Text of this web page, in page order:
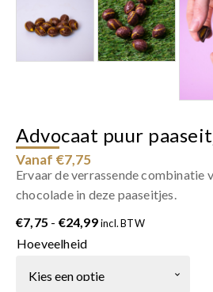
Advocaat puur
Vanaf €7,75
Ervaar de verrassende combinatie
chocolade in deze paaseitjes.
€7,75 - €24,99Prijsklasse:
€24,99
incl. BTW
Hoeveelheid